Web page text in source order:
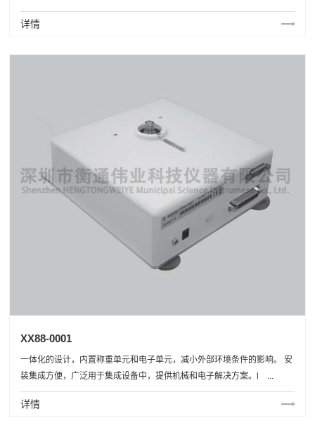
详情
XX88-0001
一体化的设计，内置称重单元和电子单元，减小外部环境条件的影响。 安
装集成方便，广泛用于集成设备中，提供机械和电子解决方案。l ...
详情